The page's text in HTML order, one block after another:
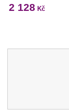
2 128 Kč